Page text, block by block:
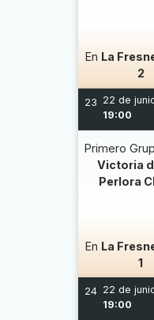
En La
2
23 22 de
19:00
Primero
Victoria
Perlora
En La
1
24 22 de
19:00